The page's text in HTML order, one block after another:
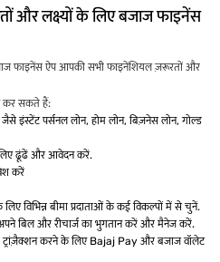
और लक्ष्यों के लिए बजाज फाइनेंस
फाइनेंस ऐप आपकी सभी फाइनेंशियल ज़रूरतों और
कर सकते हैं:
इंस्टेंट पर्सनल लोन, होम लोन, बिज़नेस लोन, गोल्ड
लिए ढूंढें और आवेदन करें.
करें
विभिन्न बीमा प्रदाताओं के कई विकल्पों में से चुनें.
बिल और रीचार्ज का भुगतान करें और मैनेज करें.
करने के लिए Bajaj Pay और बजाज वॉलेट